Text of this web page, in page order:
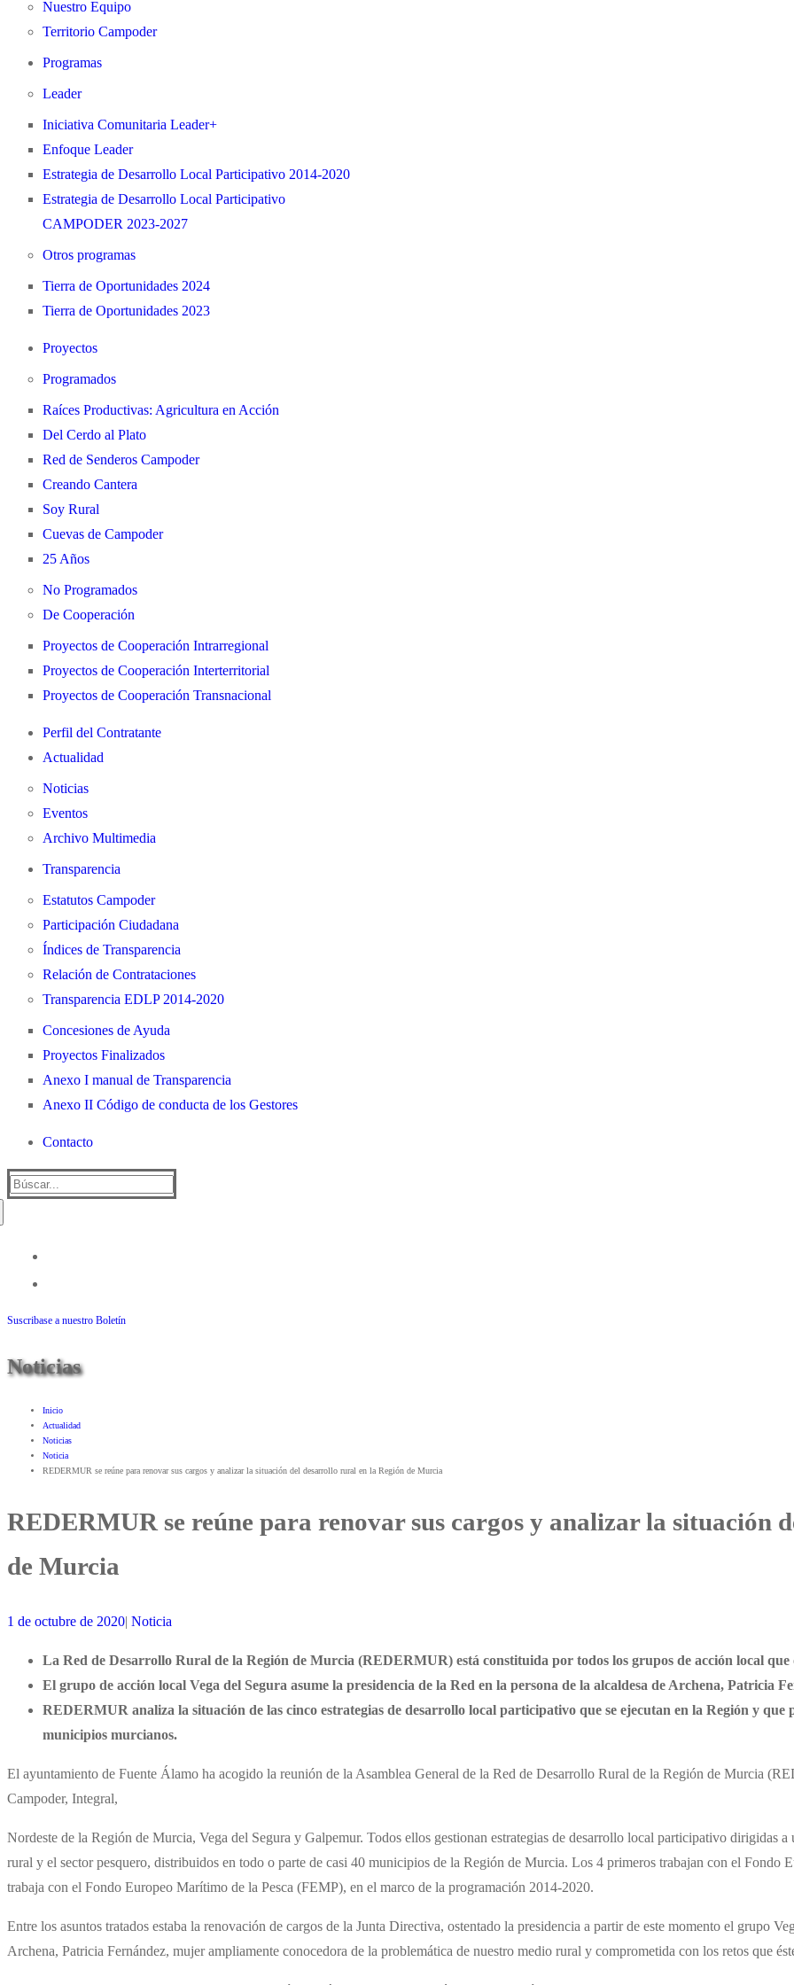
Nuestro Equipo
Territorio Campoder
Programas
Leader
Iniciativa Comunitaria Leader+
Enfoque Leader
Estrategia de Desarrollo Local Participativo 2014-2020
Estrategia de Desarrollo Local Participativo
CAMPODER 2023-2027
Otros programas
Tierra de Oportunidades 2024
Tierra de Oportunidades 2023
Proyectos
Programados
Raíces Productivas: Agricultura en Acción
Del Cerdo al Plato
Red de Senderos Campoder
Creando Cantera
Soy Rural
Cuevas de Campoder
25 Años
No Programados
De Cooperación
Proyectos de Cooperación Intrarregional
Proyectos de Cooperación Interterritorial
Proyectos de Cooperación Transnacional
Perfil del Contratante
Actualidad
Noticias
Eventos
Archivo Multimedia
Transparencia
Estatutos Campoder
Participación Ciudadana
Índices de Transparencia
Relación de Contrataciones
Transparencia EDLP 2014-2020
Concesiones de Ayuda
Proyectos Finalizados
Anexo I manual de Transparencia
Anexo II Código de conducta de los Gestores
Contacto
Buscar:
Suscribase a nuestro Boletín
Noticias
Inicio
Actualidad
Noticias
Noticia
REDERMUR se reúne para renovar sus cargos y analizar la situación del desarrollo rural en la Región de Murcia
REDERMUR se reúne para renovar sus cargos y analizar la situación
de Murcia
1 de octubre de 2020| Noticia
La Red de Desarrollo Rural de la Región de Murcia (REDERMUR) está constituida por todos los grupos de acción local
El grupo de acción local Vega del Segura asume la presidencia de la Red en la persona de la alcaldesa de Archena, Patricia
REDERMUR analiza la situación de las cinco estrategias de desarrollo local participativo que se ejecutan en la Región y que
municipios murcianos.
El ayuntamiento de Fuente Álamo ha acogido la reunión de la Asamblea General de la Red de Desarrollo Rural de la Región de Murcia
Campoder, Integral,
Nordeste de la Región de Murcia, Vega del Segura y Galpemur. Todos ellos gestionan estrategias de desarrollo local participativo dirigidas
rural y el sector pesquero, distribuidos en todo o parte de casi 40 municipios de la Región de Murcia. Los 4 primeros trabajan con el
trabaja con el Fondo Europeo Marítimo de la Pesca (FEMP), en el marco de la programación 2014-2020.
Entre los asuntos tratados estaba la renovación de cargos de la Junta Directiva, ostentado la presidencia a partir de este momento el grupo
Archena, Patricia Fernández, mujer ampliamente conocedora de la problemática de nuestro medio rural y comprometida con los retos que